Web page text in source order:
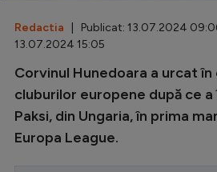
Champions League
Europa League
Redactia | Publicat: 13.07.2024
13.07.2024 15:05
Corvinul Hunedoara a urcat
cluburilor europene după ce
Paksi, din Ungaria, în prima
Europa League.